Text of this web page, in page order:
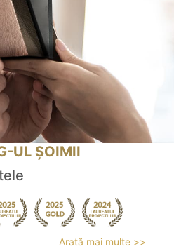
UL ȘOIMII
Arată mai multe >>